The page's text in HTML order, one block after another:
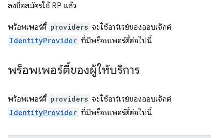
ลงชื่อสมัครใช้ RP แล้ว
พร็อพเพอร์ตี้ providers จะใช้อาร์เรย์ของออบเจ็กต์
IdentityProvider ที่มีพร็อพเพอร์ตี้ต่อไปนี้
พร็อพเพอร์ตี้ของผู้ให้บริการ
พร็อพเพอร์ตี้ providers จะใช้อาร์เรย์ของออบเจ็กต์
IdentityProvider ที่มีพร็อพเพอร์ตี้ต่อไปนี้